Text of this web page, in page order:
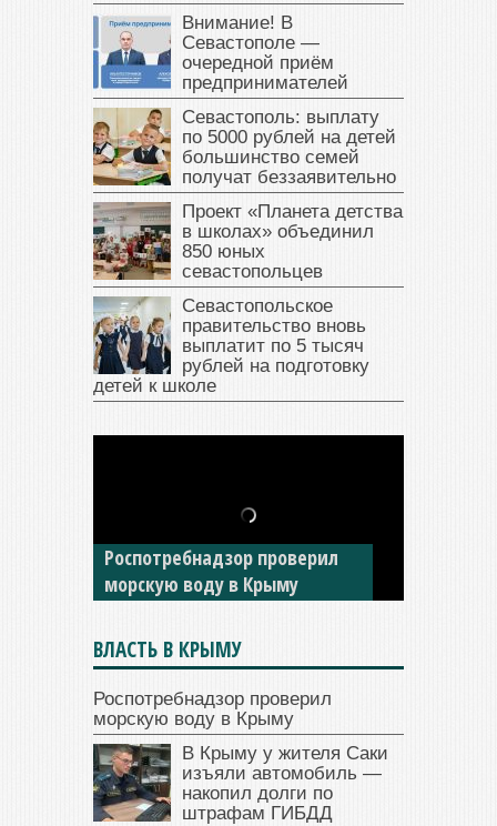
Внимание! В
Севастополе —
очередной приём
предпринимателей
Севастополь: выплату
по 5000 рублей на детей
большинство семей
получат беззаявительно
Проект «Планета детства
в школах» объединил
850 юных
севастопольцев
Севастопольское
правительство вновь
выплатит по 5 тысяч
рублей на подготовку
детей к школе
В Крыму у жителя Саки
изъяли автомобиль —
накопил долги по штрафам
ГИБДД
ВЛАСТЬ В КРЫМУ
Роспотребнадзор проверил
морскую воду в Крыму
В Крыму у жителя Саки
изъяли автомобиль —
накопил долги по
штрафам ГИБДД